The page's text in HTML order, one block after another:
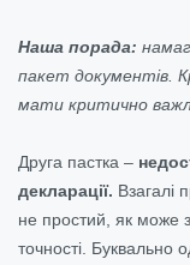
Наша порада:
пакет документів.
мати критично
Друга пастка –
декларації. Взагалі
не простий, як може
точності. Буквально